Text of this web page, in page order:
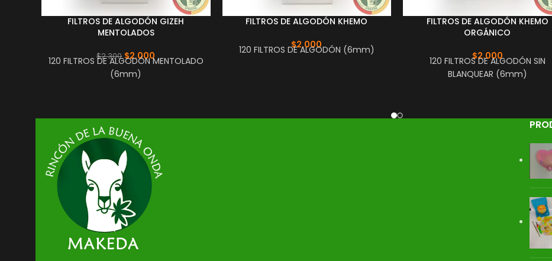
FILTROS DE ALGODÓN GIZEH
MENTOLADOS
$2.300 $2.000
120 FILTROS DE ALGODÓN MENTOLADO
(6mm)
FILTROS DE ALGODÓN KHEMO
$2.000
120 FILTROS DE ALGODÓN (6mm)
FILTROS DE ALGODÓN KHEMO
ORGÁNICO
$2.000
120 FILTROS DE ALGODÓN SIN
BLANQUEAR (6mm)